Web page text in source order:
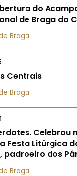
do
de Braga do
Braga
Centrais
Braga
Celebrou
Festa Litúrgica
padroeiro dos
Braga